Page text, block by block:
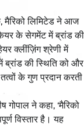
मैरिको लिमिटेड ने आज
के सेगमेंट में ब्रांड की
क्लींज़िंग श्रेणी में
की स्थिति को और
के गुण प्रदान करती
ने कहा, ‘मैरिको
विस्तार है। यह